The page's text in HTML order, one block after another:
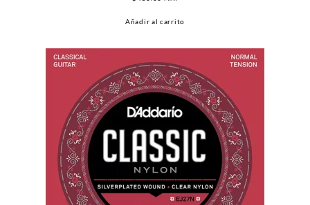
Añadir al carrito